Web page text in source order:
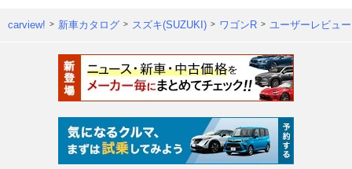
carview! 新車カタログ スズキ(SUZUKI) ワゴンR ユーザーレビュ